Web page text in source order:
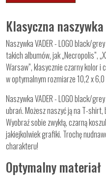
Klasyczna naszywka
Naszywka VADER - LOGO black/
takich albumów, jak „Necropolis”,
Warsaw”, klasycznie czarny kolor i
w optymalnym rozmiarze 10,2 x
Naszywka VADER - LOGO black/
ubrań. Możesz naszyć ją na T-
Wyobraź sobie zwykłą, czarną
jakiejkolwiek grafiki. Trochę
charakteru!
Optymalny materiał